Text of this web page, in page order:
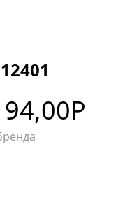
Р